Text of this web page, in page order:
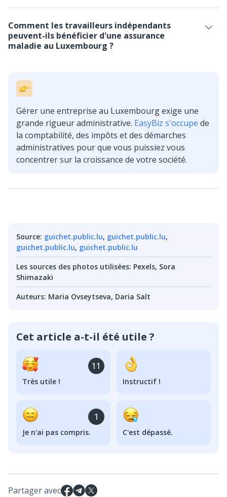
Comment les travailleurs indépendants
peuvent-ils bénéficier d'une assurance
maladie au Luxembourg ?
Gérer une entreprise au Luxembourg exige une
grande rigueur administrative. EasyBiz s'occupe de
la comptabilité, des impôts et des démarches
administratives pour que vous puissiez vous
concentrer sur la croissance de votre société.
Source: guichet.public.lu, guichet.public.lu,
guichet.public.lu, guichet.public.lu
Les sources des photos utilisées: Pexels, Sora
Shimazaki
Auteurs: Maria Ovseytseva, Daria Salt
Cet article a-t-il été utile ?
11
Très utile ! Instructif !
1
Je n'ai pas compris. C'est dépassé.
Partager avec